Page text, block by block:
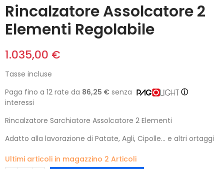
Rincalzatore Assolcatore 2
Elementi Regolabile
1.035,00 €
Tasse incluse
Paga fino a 12 rate da 86,25 € senza
interessi
ⓘ
Rincalzatore Sarchiatore Assolcatore 2 Elementi
Adatto alla lavorazione di Patate, Agli, Cipolle... e altri ortaggi
Ultimi articoli in magazzino 2 Articoli